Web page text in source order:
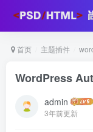
首页 主题插件
WordPress
admin
3年前更新